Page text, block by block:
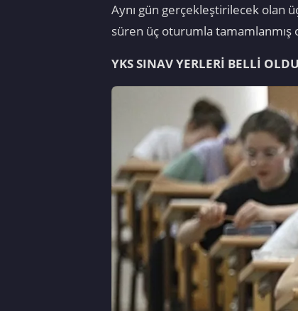
Aynı gün gerçekleştirilecek olan
süren üç oturumla tamamlanmış
YKS SINAV YERLERİ BELLİ